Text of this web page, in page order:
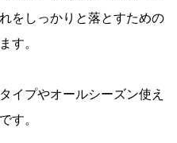
をしっかりと落とすための
す。
イプやオールシーズン使え
す。